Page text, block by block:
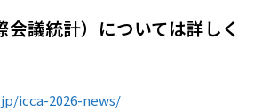
会議統計）については詳しく
icca-2026-news/